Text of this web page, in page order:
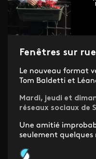
Fenêtres sur rue
Le nouveau format
Tom Baldetti et
Mardi, jeudi et
réseaux sociaux de
Une amitié
seulement quelques